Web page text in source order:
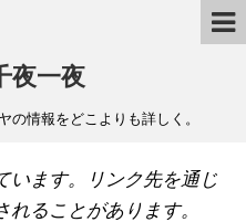
夜一夜
の情報をどこよりも詳しく。
います。リンク先を通じ
ることがあります。